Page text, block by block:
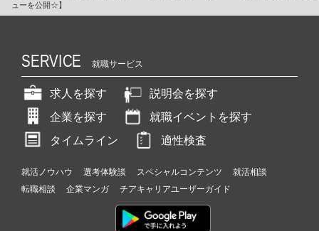
ューを公開☆】
SERVICE 就職サービス
求人を探す
説明会を探す
企業を探す
就職イベントを探す
タイムライン
適性検査
就活ノウハウ 選考体験談 スペシャルコンテンツ
就活相談
転職相談
企業マンガ チアキャリアユーザーガイド